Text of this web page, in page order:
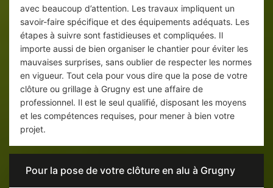
avec beaucoup d’attention. Les travaux impliquent un
savoir-faire spécifique et des équipements adéquats. Les
étapes à suivre sont fastidieuses et compliquées. Il
importe aussi de bien organiser le chantier pour éviter les
mauvaises surprises, sans oublier de respecter les normes
en vigueur. Tout cela pour vous dire que la pose de votre
clôture ou grillage à Grugny est une affaire de
professionnel. Il est le seul qualifié, disposant les moyens
et les compétences requises, pour mener à bien votre
projet.
Pour la pose de votre clôture en alu à Grugny